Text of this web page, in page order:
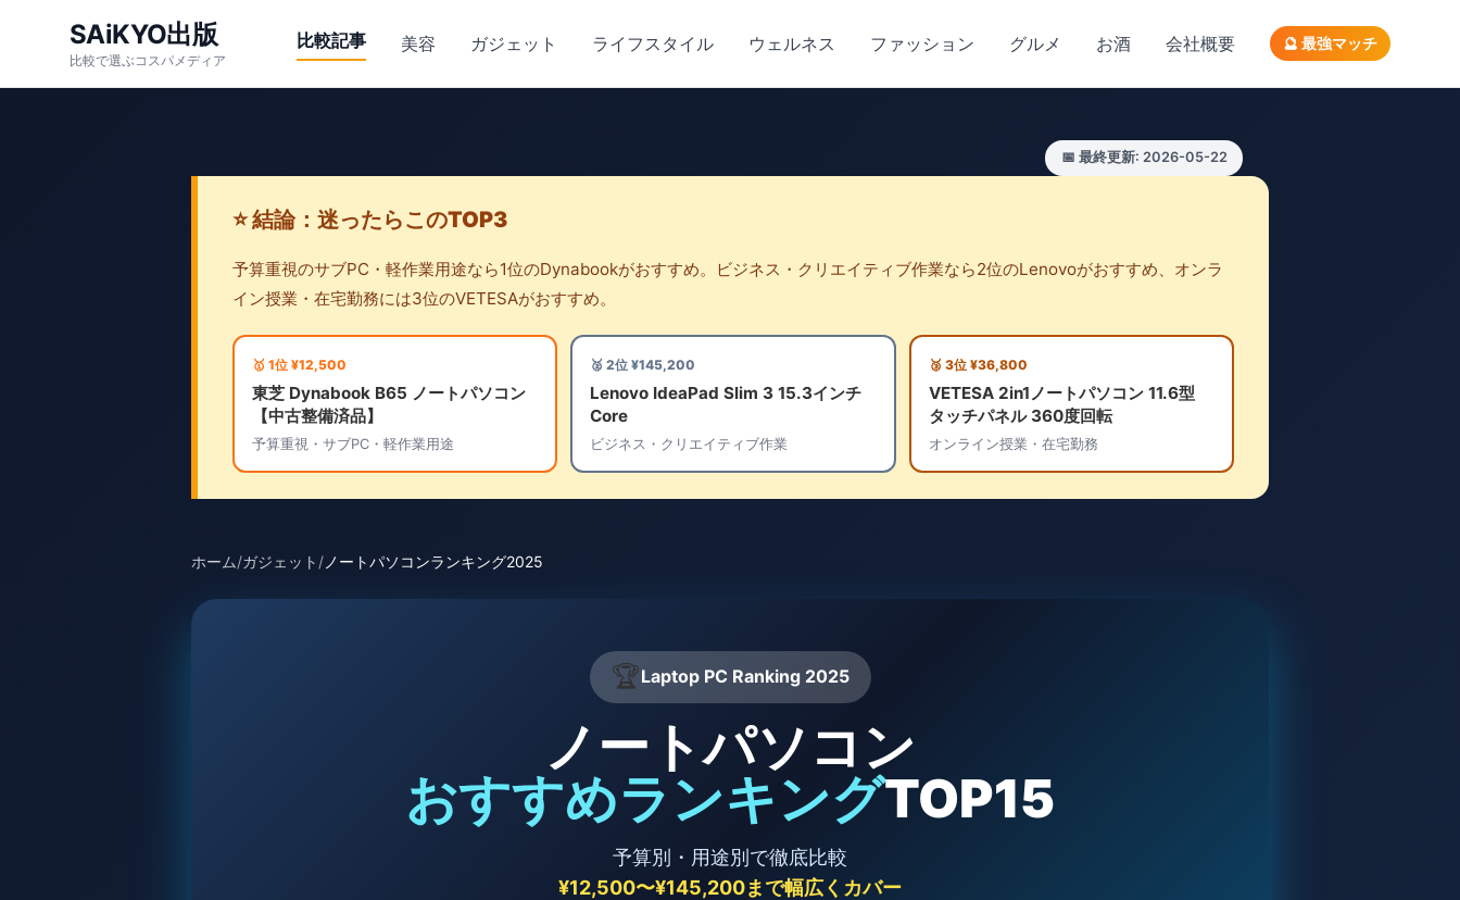
SAiKYO出版
比較で選ぶコスパメディア
比較記事 美容 ガジェット ライフスタイル ウェルネス ファッション グルメ お酒 会社概要 🔮 最強マッチ
📅 最終更新: 2026-05-22
⭐ 結論：迷ったらこのTOP3
予算重視のサブPC・軽作業用途なら1位のDynabookがおすすめ。ビジネス・クリエイティブ作業なら2位のLenovoがおすすめ、オンラ
イン授業・在宅勤務には3位のVETESAがおすすめ。
🥇 1位 ¥12,500
東芝 Dynabook B65 ノートパソコン
【中古整備済品】
予算重視・サブPC・軽作業用途
🥈 2位 ¥145,200
Lenovo IdeaPad Slim 3 15.3インチ
Core
ビジネス・クリエイティブ作業
🥉 3位 ¥36,800
VETESA 2in1ノートパソコン 11.6型
タッチパネル 360度回転
オンライン授業・在宅勤務
ホーム/ガジェット / ノートパソコンランキング2025
💻 🏆Laptop PC Ranking 2025
ノートパソコン
おすすめランキングTOP15
予算別・用途別で徹底比較
¥12,500〜¥145,200まで幅広くカバー